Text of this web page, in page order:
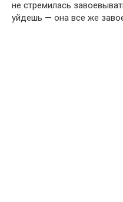
не стремилась
уйдешь — она все же